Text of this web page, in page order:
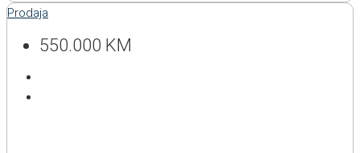
Prodaja
550.000 KM